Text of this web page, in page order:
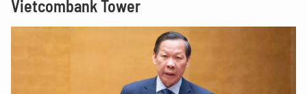
Vietcombank Tower